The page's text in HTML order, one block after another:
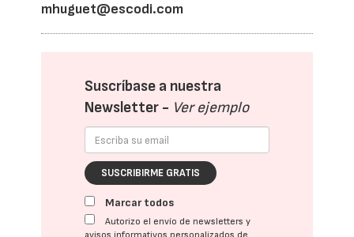
mhuguet@escodi.com
Suscríbase a nuestra
Newsletter - Ver ejemplo
SUSCRIBIRME GRATIS
Marcar todos
Autorizo el envío de newsletters y